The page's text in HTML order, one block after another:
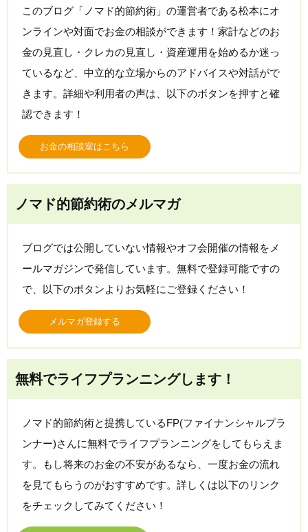
このブログ「ノマド的節約術」の運営者である松本にオ
ンラインや対面でお金の相談ができます！家計などのお
金の見直し・クレカの見直し・資産運用を始めるか迷っ
ているなど、中立的な立場からのアドバイスや対話がで
きます。詳細や利用者の声は、以下のボタンを押すと確
認できます！
お金の相談室はこちら
ノマド的節約術のメルマガ
ブログでは公開していない情報やオフ会開催の情報をメ
ールマガジンで発信しています。無料で登録可能ですの
で、以下のボタンよりお気軽にご登録ください！
メルマガ登録する
無料でライフプランニングします！
ノマド的節約術と提携しているFP(ファイナンシャルプラ
ンナー)さんに無料でライフプランニングをしてもらえま
す。もし将来のお金の不安があるなら、一度お金の流れ
を見てもらうのがおすすめです。詳しくは以下のリンク
をチェックしてみてください！